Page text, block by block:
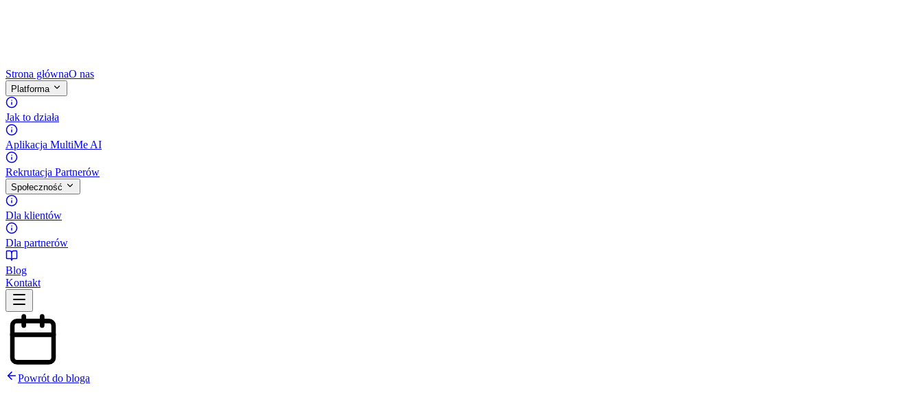
Strona głównaO nas
Platforma
Jak to działa
Aplikacja MultiMe AI
Rekrutacja Partnerów
Społeczność
Dla klientów
Dla partnerów
Blog
Kontakt
Powrót do bloga